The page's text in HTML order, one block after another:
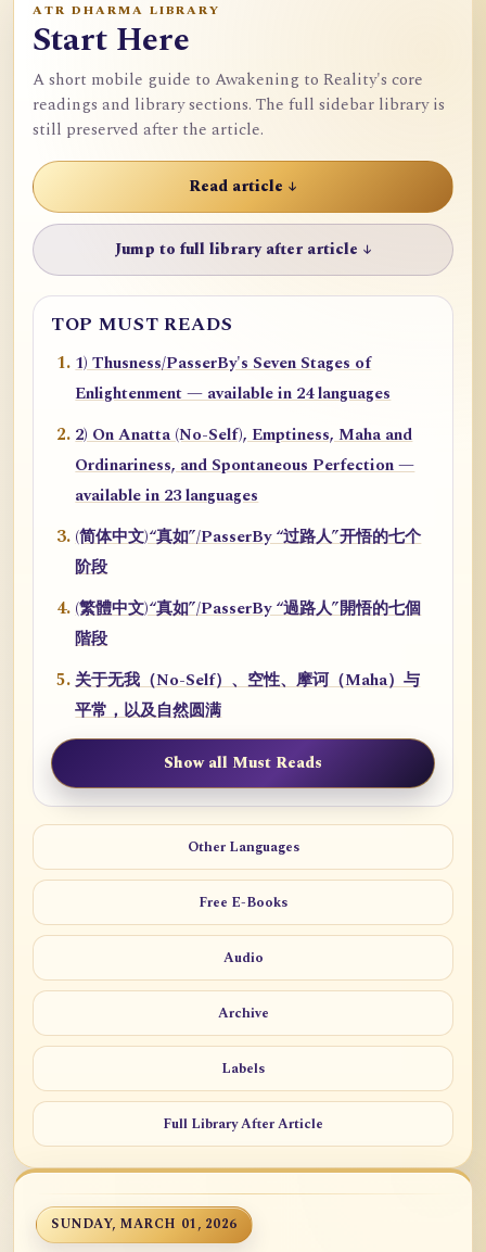
ATR DHARMA LIBRARY
Start Here
A short mobile guide to Awakening to Reality's core
readings and library sections. The full sidebar library is
still preserved after the article.
Read article ↓
Jump to full library after article ↓
TOP MUST READS
1) Thusness/PasserBy's Seven Stages of
Enlightenment — available in 24 languages
2) On Anatta (No-Self), Emptiness, Maha and
Ordinariness, and Spontaneous Perfection —
available in 23 languages
(简体中文)“真如”/PasserBy “过路人”开悟的七个
阶段
(繁體中文)“真如”/PasserBy “過路人”開悟的七個
階段
关于无我（No-Self）、空性、摩诃（Maha）与
平常，以及自然圆满
Show all Must Reads
Other Languages
Free E-Books
Audio
Archive
Labels
Full Library After Article
SUNDAY, MARCH 01, 2026